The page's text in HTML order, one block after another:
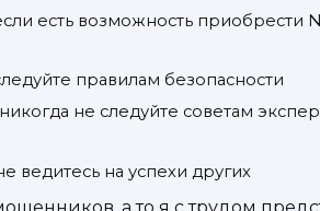
есть возможность приобрести
правилам безопасности
не следуйте советам
ведитесь на успехи других